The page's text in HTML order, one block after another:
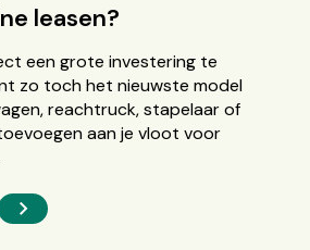
leasen?
een grote investering te
zo toch het nieuwste model
reachtruck, stapelaar of
aan je vloot voor